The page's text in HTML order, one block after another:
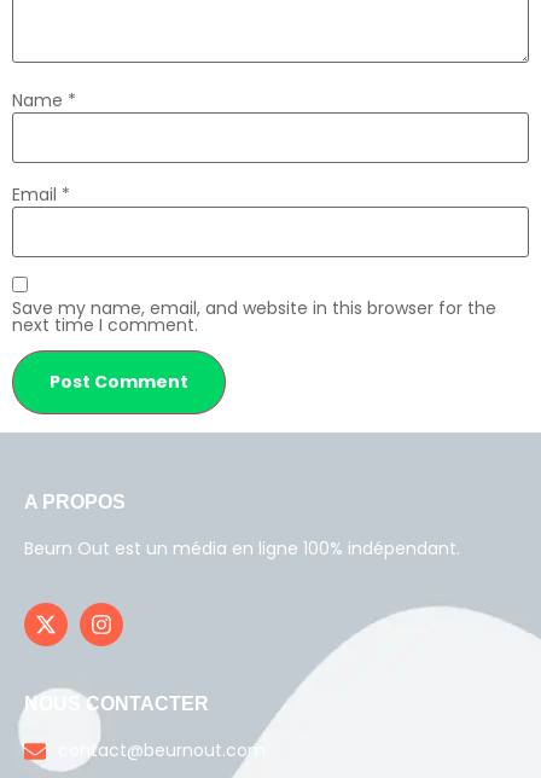
Name *
Email *
Save my name, email, and website in this browser for the
next time I comment.
A PROPOS
Beurn Out est un média en ligne 100% indépendant.
NOUS CONTACTER
contact@beurnout.com